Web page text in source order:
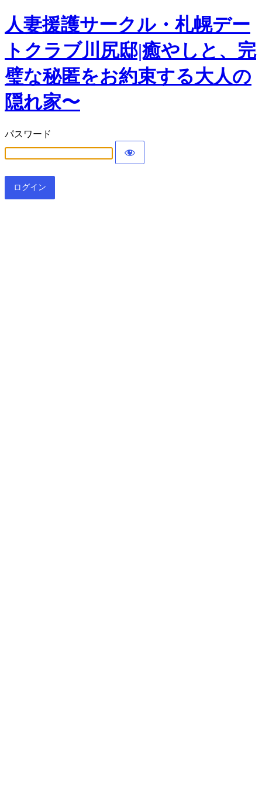
人妻援護サークル・札幌デー
トクラブ川尻邸|癒やしと、完
璧な秘匿をお約束する大人の
隠れ家〜
パスワード